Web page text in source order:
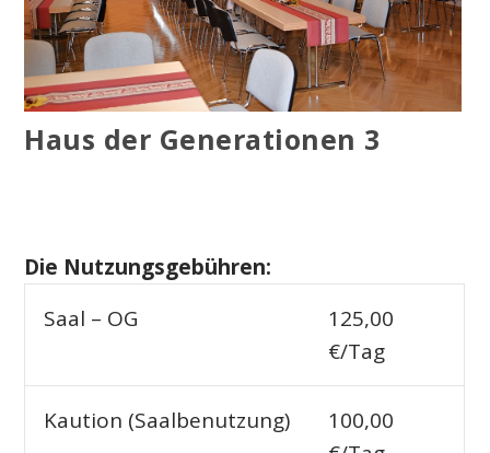
Haus der Generationen 3
Die Nutzungsgebühren:
Saal – OG
125,00
€/Tag
Kaution (Saalbenutzung)
100,00